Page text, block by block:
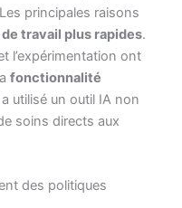
principales raisons
travail plus rapides.
l’expérimentation ont
fonctionnalité
utilisé un outil IA non
soins directs aux
des politiques